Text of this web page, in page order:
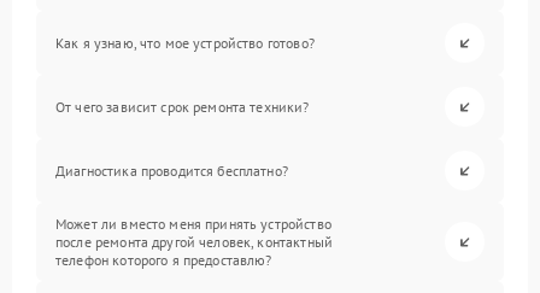
Как я узнаю, что мое устройство готово?
От чего зависит срок ремонта техники?
Диагностика проводится бесплатно?
Может ли вместо меня принять устройство
после ремонта другой человек, контактный
телефон которого я предоставлю?